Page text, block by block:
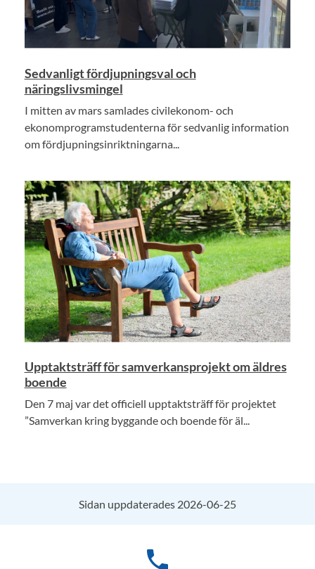
Sedvanligt fördjupningsval och
näringslivsmingel
I mitten av mars samlades civilekonom- och
ekonomprogramstudenterna för sedvanlig information
om fördjupningsinriktningarna...
Upptaktsträff för samverkansprojekt om äldres
boende
Den 7 maj var det officiell upptaktsträff för projektet
”Samverkan kring byggande och boende för äl...
Sidan uppdaterades 2026-06-25
phone